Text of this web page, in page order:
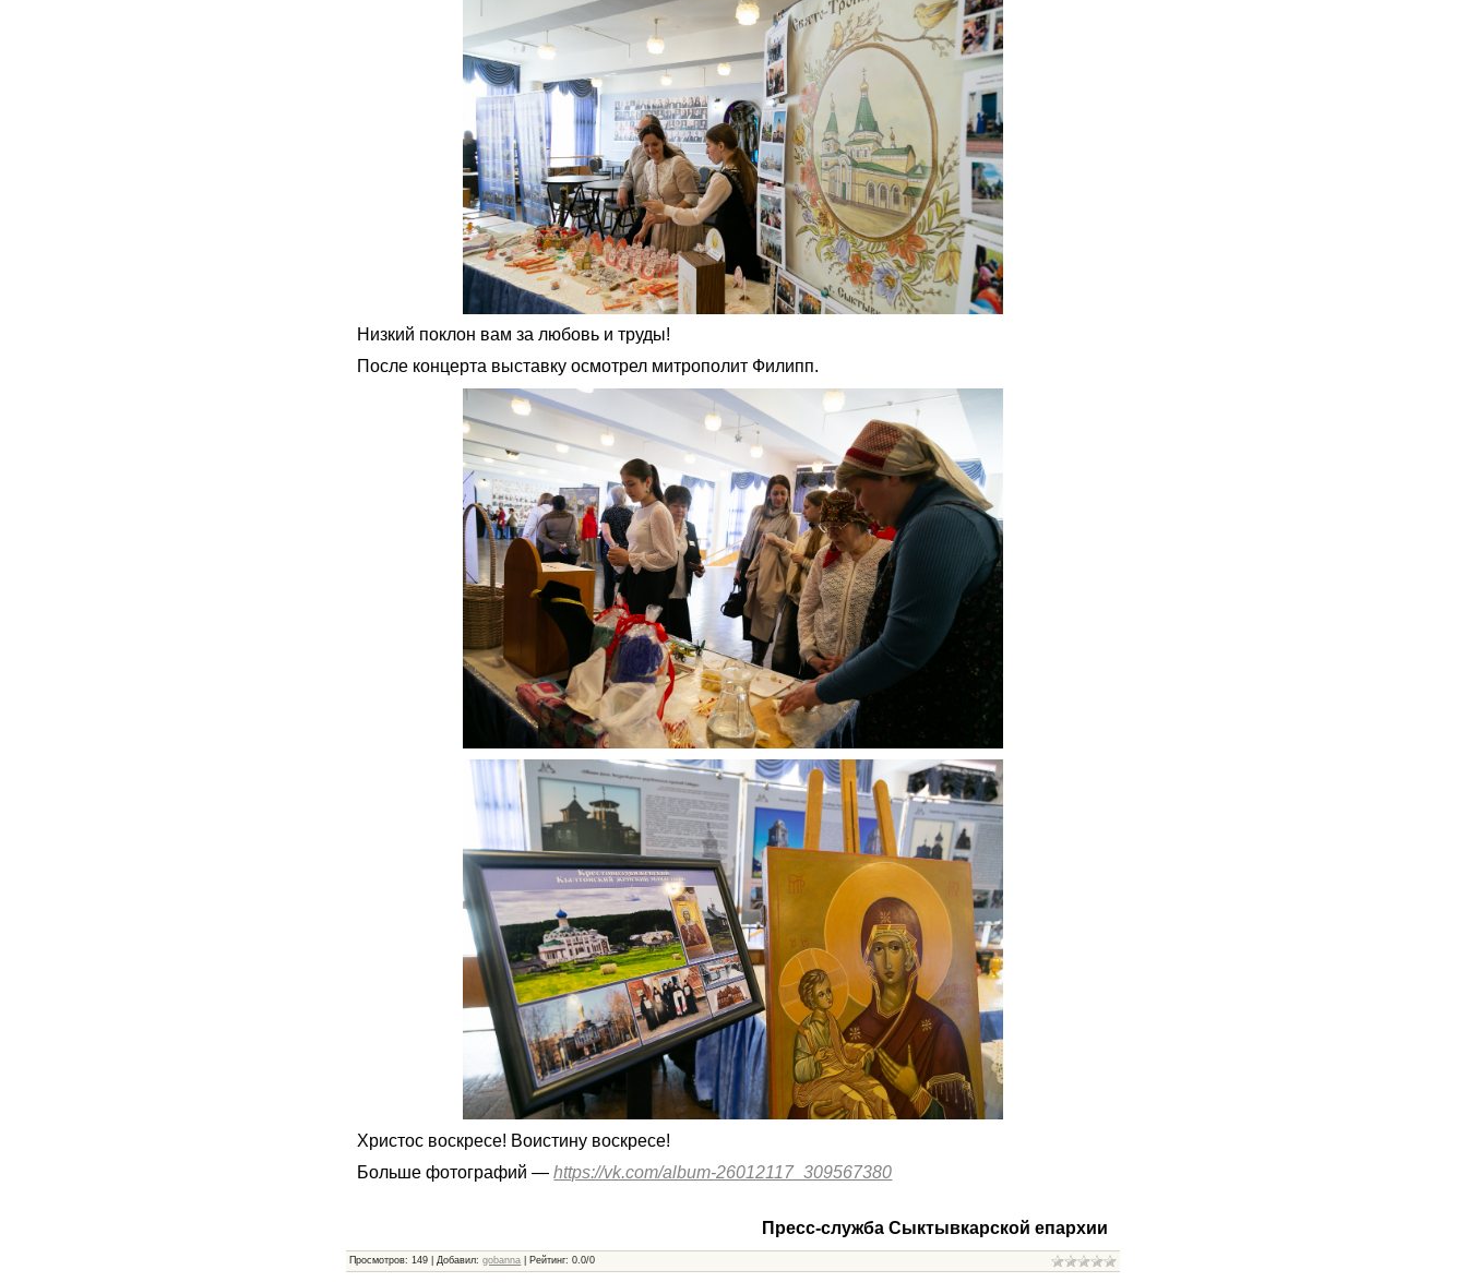
Низкий поклон вам за любовь и труды!
После концерта выставку осмотрел митрополит Филипп.
Христос воскресе! Воистину воскресе!
Больше фотографий —https://vk.com/album-26012117_309567380
Пресс-служба Сыктывкарской епархии
Просмотров: 149 Добавил: gobanna Рейтинг: 0.0/0